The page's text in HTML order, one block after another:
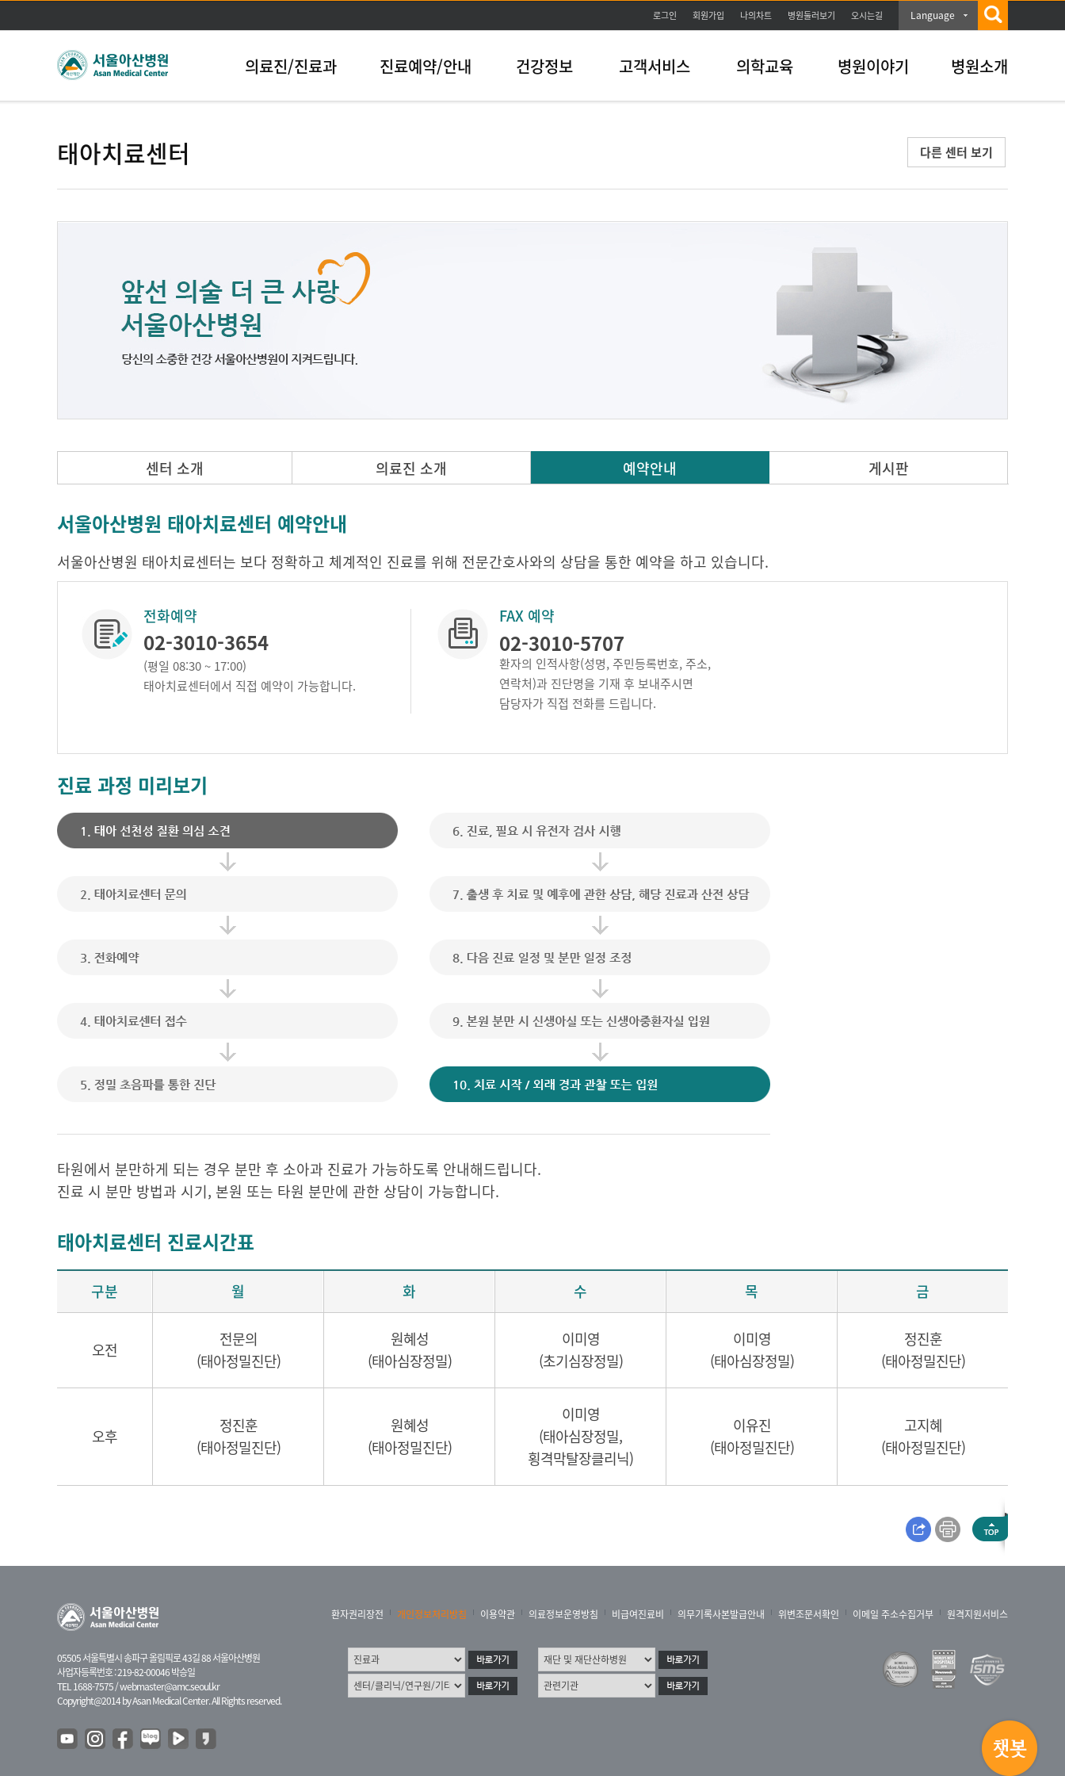
본문바로가기
로그인 회원가입 나의차트 병원둘러보기 오시는길 Language
의료진/진료과 진료예약/안내 건강정보 고객서비스 의학교육 병원이야기 병원소개
태아치료센터 다른 센터 보기
센터 소개 의료진 소개 예약안내 게시판
서울아산병원 태아치료센터 예약안내
서울아산병원 태아치료센터는 보다 정확하고 체계적인 진료를 위해 전문간호사와의 상담을 통한 예약을 하고 있습니다.
전화예약
02-3010-3654
(평일 08:30 ~ 17:00)
태아치료센터에서 직접 예약이 가능합니다.
FAX 예약
02-3010-5707
환자의 인적사항(성명, 주민등록번호, 주소,
연락처)과 진단명을 기재 후 보내주시면
담당자가 직접 전화를 드립니다.
진료 과정 미리보기
타원에서 분만하게 되는 경우 분만 후 소아과 진료가 가능하도록 안내해드립니다.
진료 시 분만 방법과 시기, 본원 또는 타원 분만에 관한 상담이 가능합니다.
태아치료센터 진료시간표
구분 월 화 수 목 금
오전
전문의
(태아정밀진단)
원혜성
(태아심장정밀)
이미영
(초기심장정밀)
이미영
(태아심장정밀)
정진훈
(태아정밀진단)
오후
정진훈
(태아정밀진단)
원혜성
(태아정밀진단)
이미영
(태아심장정밀,
횡격막탈장클리닉)
이유진
(태아정밀진단)
고지혜
(태아정밀진단)
05505 서울특별시 송파구 올림픽로 43길 88 서울아산병원
사업자등록번호 : 219-82-00046 박승일
TEL 1688-7575 /webmaster@amc.seoul.kr
Copyright@2014 by Asan Medical Center. All Rights reserved.
환자권리장전 개인정보처리방침 이용약관 의료정보운영방침 비급여진료비 의무기록사본발급안내 위변조문서확인 이메일 주소수집거부 원격지원서비스